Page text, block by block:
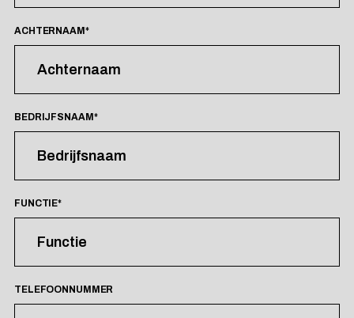
ACHTERNAAM*
BEDRIJFSNAAM*
FUNCTIE*
TELEFOONNUMMER